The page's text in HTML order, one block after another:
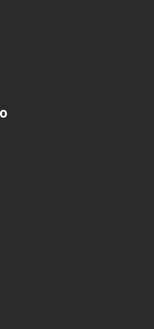
Steel Structure Co.,
única para
adición de facetas